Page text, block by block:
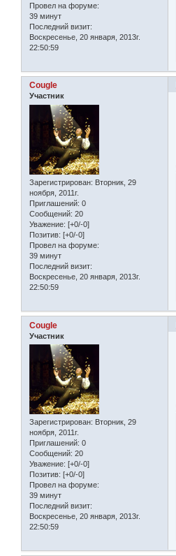
Провел на форуме:
39 минут
Последний визит:
Воскресенье, 20 января, 2013г.
22:50:59
Cougle
Участник
Зарегистрирован: Вторник, 29
ноября, 2011г.
Приглашений: 0
Сообщений: 20
Уважение: [+0/-0]
Позитив: [+0/-0]
Провел на форуме:
39 минут
Последний визит:
Воскресенье, 20 января, 2013г.
22:50:59
Cougle
Участник
Зарегистрирован: Вторник, 29
ноября, 2011г.
Приглашений: 0
Сообщений: 20
Уважение: [+0/-0]
Позитив: [+0/-0]
Провел на форуме:
39 минут
Последний визит:
Воскресенье, 20 января, 2013г.
22:50:59